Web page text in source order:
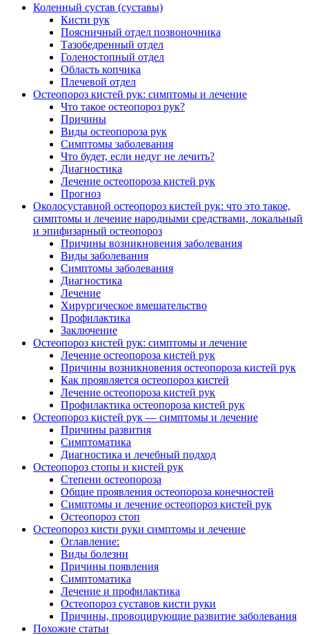
Коленный сустав (суставы)
Кисти рук
Поясничный отдел позвоночника
Тазобедренный отдел
Голеностопный отдел
Область копчика
Плечевой отдел
Остеопороз кистей рук: симптомы и лечение
Что такое остеопороз рук?
Причины
Виды остеопороза рук
Симптомы заболевания
Что будет, если недуг не лечить?
Диагностика
Лечение остеопороза кистей рук
Прогноз
Околосуставной остеопороз кистей рук: что это такое,
симптомы и лечение народными средствами, локальный
и эпифизарный остеопороз
Причины возникновения заболевания
Виды заболевания
Симптомы заболевания
Диагностика
Лечение
Хирургическое вмешательство
Профилактика
Заключение
Остеопороз кистей рук: симптомы и лечение
Лечение остеопороза кистей рук
Причины возникновения остеопороза кистей рук
Как проявляется остеопороз кистей
Лечение остеопороза кистей рук
Профилактика остеопороза кистей рук
Остеопороз кистей рук — симптомы и лечение
Причины развития
Симптоматика
Диагностика и лечебный подход
Остеопороз стопы и кистей рук
Степени остеопороза
Общие проявления остеопороза конечностей
Симптомы и лечение остеопороз кистей рук
Остеопороз стоп
Остеопороз кисти руки симптомы и лечение
Оглавление:
Виды болезни
Причины появления
Симптоматика
Лечение и профилактика
Остеопороз суставов кисти руки
Причины, провоцирующие развитие заболевания
Похожие статьи